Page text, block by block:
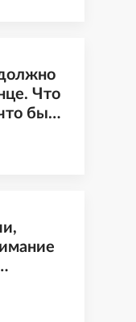
Что
бы